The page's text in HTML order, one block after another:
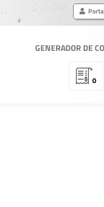
GENERADOR DE
0